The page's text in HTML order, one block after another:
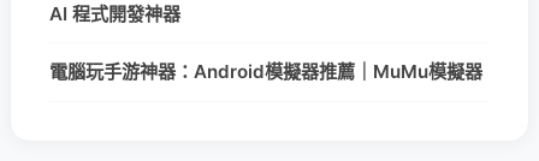
AI 程式開發神器
電腦玩手游神器：Android模擬器推薦｜MuMu模擬器